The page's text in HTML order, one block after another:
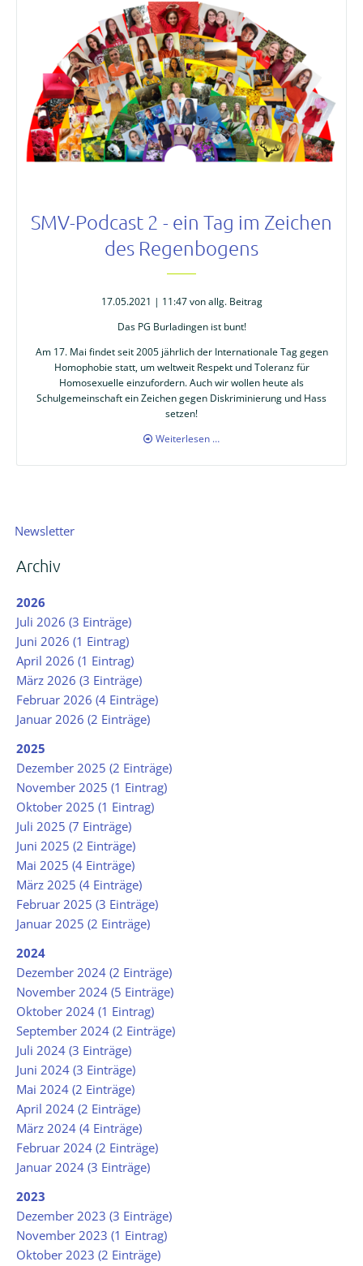
Newsletter
Intern
Hausordnung
KontaktSMV-Podcast 2 - ein Tag im Zeichen
des Regenbogens
17.05.2021 | 11:47von allg. Beitrag
Das PG Burladingen ist bunt!
Am 17. Mai findet seit 2005 jährlich der Internationale Tag gegen
Homophobie statt, um weltweit Respekt und Toleranz für
Homosexuelle einzufordern. Auch wir wollen heute als
Schulgemeinschaft ein Zeichen gegen Diskriminierung und Hass
setzen!
Weiterlesen …SMV-
2
Navigation
Newsletter
Archiv
2026
Juli 2026 (3 Einträge)
Juni 2026 (1 Eintrag)
April 2026 (1 Eintrag)
März 2026 (3 Einträge)
Februar 2026 (4 Einträge)
Januar 2026 (2 Einträge)
2025
Dezember 2025 (2 Einträge)
November 2025 (1 Eintrag)
Oktober 2025 (1 Eintrag)
Juli 2025 (7 Einträge)
Juni 2025 (2 Einträge)
Mai 2025 (4 Einträge)
März 2025 (4 Einträge)
Februar 2025 (3 Einträge)
Januar 2025 (2 Einträge)
2024
Dezember 2024 (2 Einträge)
November 2024 (5 Einträge)
Oktober 2024 (1 Eintrag)
September 2024 (2 Einträge)
Juli 2024 (3 Einträge)
Juni 2024 (3 Einträge)
Mai 2024 (2 Einträge)
April 2024 (2 Einträge)
März 2024 (4 Einträge)
Februar 2024 (2 Einträge)
Januar 2024 (3 Einträge)
2023
Dezember 2023 (3 Einträge)
November 2023 (1 Eintrag)
Oktober 2023 (2 Einträge)